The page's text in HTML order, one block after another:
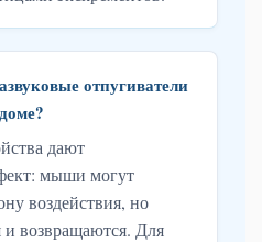
отпугиватели
дают
мыши могут
воздействия, но
возвращаются. Для